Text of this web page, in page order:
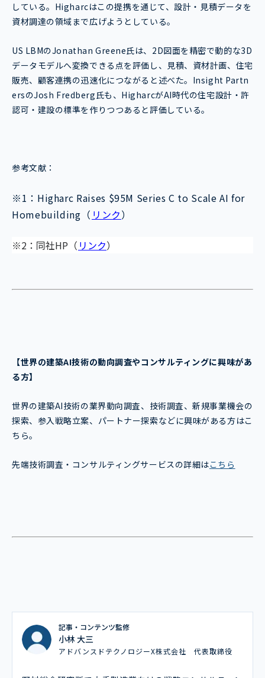
している。Higharcはこの提携を通じて、設計・見積データを
資材調達の領域まで広げようとしている。
US LBMのJonathan Greene氏は、2D図面を精密で動的な3D
データモデルへ変換できる点を評価し、見積、資材計画、住宅
販売、顧客連携の迅速化につながると述べた。Insight Partn
ersのJosh Fredberg氏も、HigharcがAI時代の住宅設計・許
認可・建設の標準を作りつつあると評価している。
参考文献：
※1：Higharc Raises $95M Series C to Scale AI for
Homebuilding（ リンク）
※2：同社HP（ リンク）
【世界の建築AI技術の動向調査やコンサルティングに興味があ
る方】
世界の建築AI技術の業界動向調査、技術調査、新規事業機会の
探索、参入戦略立案、パートナー探索などに興味がある方はこ
ちら。
先端技術調査・コンサルティングサービスの詳細はこちら
記事・コンテンツ監修
小林 大三
アドバンスドテクノロジーX株式会社 代表取締役